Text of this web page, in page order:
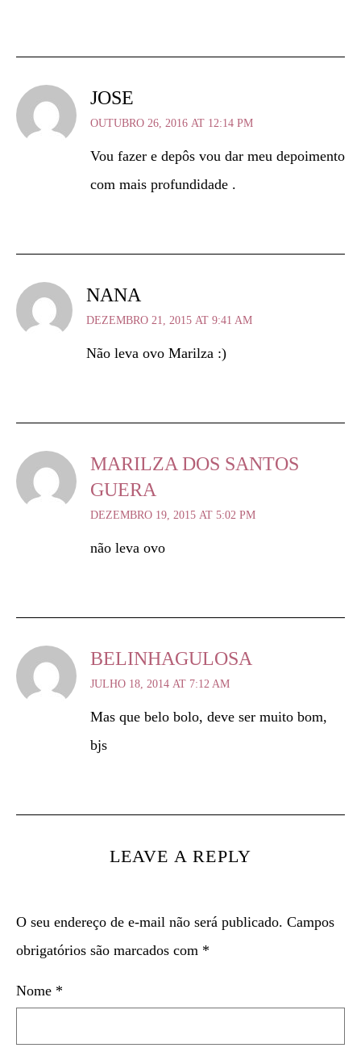
JOSE
OUTUBRO 26, 2016 AT 12:14 PM
Vou fazer e depôs vou dar meu depoimento
com mais profundidade .
NANA
DEZEMBRO 21, 2015 AT 9:41 AM
Não leva ovo Marilza :)
MARILZA DOS SANTOS
GUERA
DEZEMBRO 19, 2015 AT 5:02 PM
não leva ovo
BELINHAGULOSA
JULHO 18, 2014 AT 7:12 AM
Mas que belo bolo, deve ser muito bom,
bjs
LEAVE A REPLY
O seu endereço de e-mail não será publicado. Campos
obrigatórios são marcados com *
Nome *